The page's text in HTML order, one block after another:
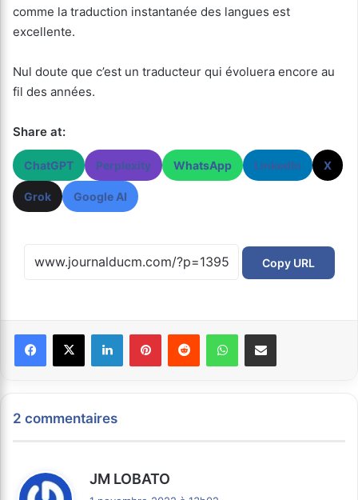
comme la traduction instantanée des langues est
excellente.
Nul doute que c’est un traducteur qui évoluera encore au
fil des années.
Share at:
ChatGPT Perplexity WhatsApp LinkedIn X
Grok Google AI
Copy URL
2 commentaires
JM LOBATO